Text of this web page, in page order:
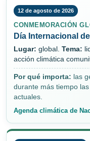
12 de agosto de 2026
CONMEMORACIÓN
Día Internacional
Lugar: global. Tema:
acción climática
Por qué importa: las
durante más tiempo
actuales.
Agenda climática de